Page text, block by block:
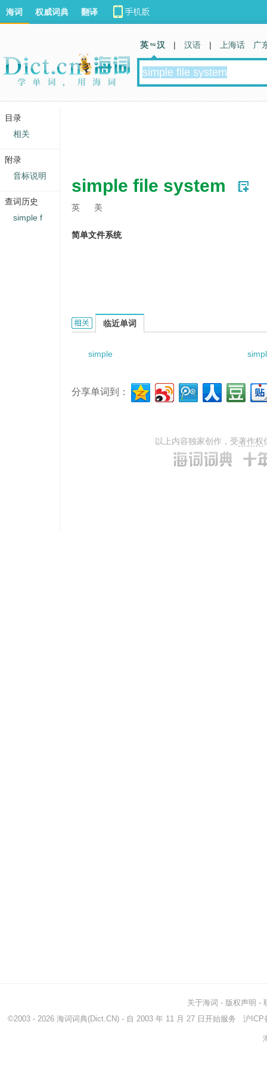
simple file system
英 美
简单文件系统
simple file system的相关资料：
临近单词
simple
分享单词到：
以上内容独家创作，受著作权
海词 权威词典 翻译
英 汉 | 汉语 | 上海话 广
关于海词 - 版权声明 -
©2003 - 2026 海词词典(Dict.CN) - 自 2003 年 11 月 27 日开始服务 沪ICP
目录
相关
附录
音标说明
查词历史
simple f